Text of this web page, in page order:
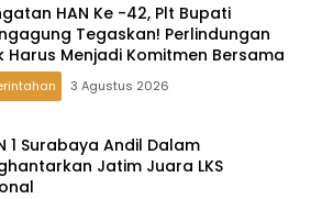
HAN Ke -42, Plt Bupati
Tegaskan! Perlindungan
Harus Menjadi Komitmen Bersama
3 Agustus 2026
1 Surabaya Andil Dalam
Jatim Juara LKS